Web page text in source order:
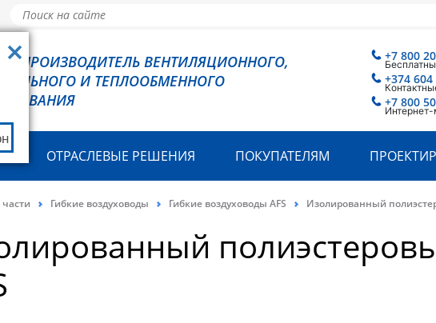
- ПРОИЗВОДИТЕЛЬ ВЕНТИЛЯЦИОННОГО,
И ТЕПЛООБМЕННОГО
+7 800
+7 800
Интернет-
+374
ОТРАСЛЕВЫЕ РЕШЕНИЯ ПОКУПАТЕЛЯМ
Гибкие воздуховоды Гибкие воздуховоды AFS Изолированный